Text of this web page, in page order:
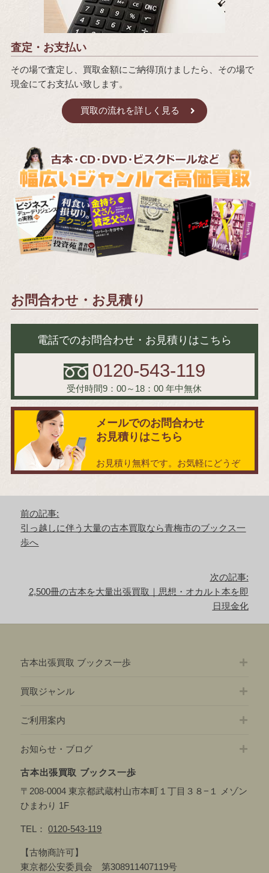
査定・お支払い
その場で査定し、買取金額にご納得頂けましたら、その場で
現金にてお支払い致します。
買取の流れを詳しく見る
お問合わせ・お見積り
電話でのお問合わせ・お見積りはこちら
0120-543-119
受付時間9：00～18：00 年中無休
メールでのお問合わせ
お見積りはこちら
お見積り無料です。お気軽にどうぞ
前の記事:
前
の
引っ越しに伴う大量の古本買取なら青梅市のブックス一
歩へ
次の記事:
次2,500冊の古本を大量出張買取｜思想・オカルト本を即
日現金化
古本出張買取 ブックス一歩
買取ジャンル
ご利用案内
お知らせ・ブログ
古本出張買取 ブックス一歩
〒208-0004 東京都武蔵村山市本町１丁目３８−１ メゾン
ひまわり 1F
TEL：0120-543-119
【古物商許可】
東京都公安委員会 第308911407119号